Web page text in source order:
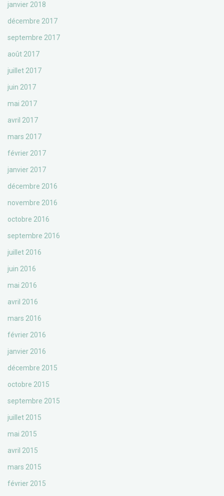
janvier 2018
décembre 2017
septembre 2017
août 2017
juillet 2017
juin 2017
mai 2017
avril 2017
mars 2017
février 2017
janvier 2017
décembre 2016
novembre 2016
octobre 2016
septembre 2016
juillet 2016
juin 2016
mai 2016
avril 2016
mars 2016
février 2016
janvier 2016
décembre 2015
octobre 2015
septembre 2015
juillet 2015
mai 2015
avril 2015
mars 2015
février 2015